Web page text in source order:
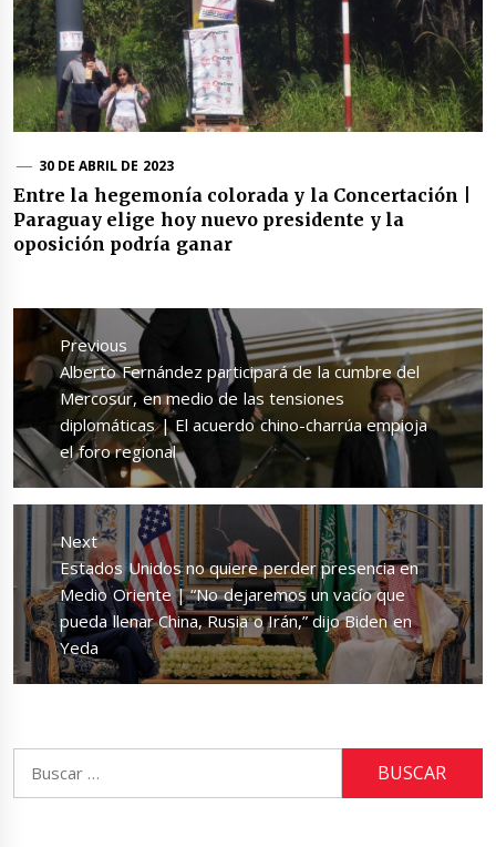
30 DE ABRIL DE 2023
Entre la hegemonía colorada y la Concertación |
Paraguay elige hoy nuevo presidente y la
oposición podría ganar
Navegación
de
entradas
Previous
Previous
post:
Alberto Fernández participará de la cumbre del
Mercosur, en medio de las tensiones
diplomáticas | El acuerdo chino-charrúa empioja
el foro regional
Next
Next
post:
Estados Unidos no quiere perder presencia en
Medio Oriente | “No dejaremos un vacío que
pueda llenar China, Rusia o Irán,” dijo Biden en
Yeda